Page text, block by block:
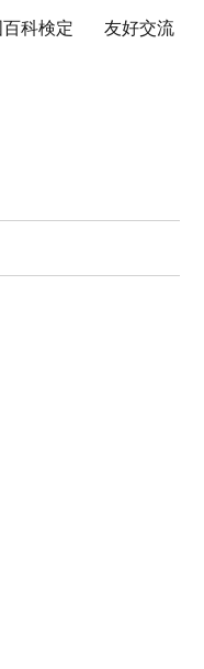
科検定 友好交流